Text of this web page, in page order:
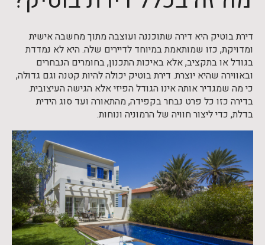
דירת בוטיק היא דירה שתוכננה ועוצבה מתוך מחשבה אישית
ומדויקת, כזו שמותאמת במיוחד לדיירים שלה. היא לא נמדדת
בגודל או בתקציב, אלא באיכות התכנון, בחומרים הנבחרים
ובאווירה שהיא יוצרת. דירת בוטיק יכולה להיות קטנה וגם גדולה,
כי מה שמגדיר אותה אינו הגודל הפיזי אלא הגישה העיצובית.
בדירה כזו כל פרט נבחר בקפידה, מהתאורה ועד סוג הידית
בדלת, כדי ליצור חוויה של הרמוניה ונוחות.